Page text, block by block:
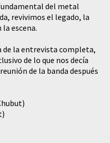
del metal
revivimos el legado, la
escena.
la entrevista completa,
de lo que nos decía
de la banda después